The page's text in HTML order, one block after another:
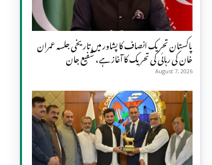
پاکستان تحریک انصاف کا پشاور میں تاریخی جلسہ عمران
خان کی رہائی کی تحریک کا آغاز ہے، شفیع جان
August 7, 2026